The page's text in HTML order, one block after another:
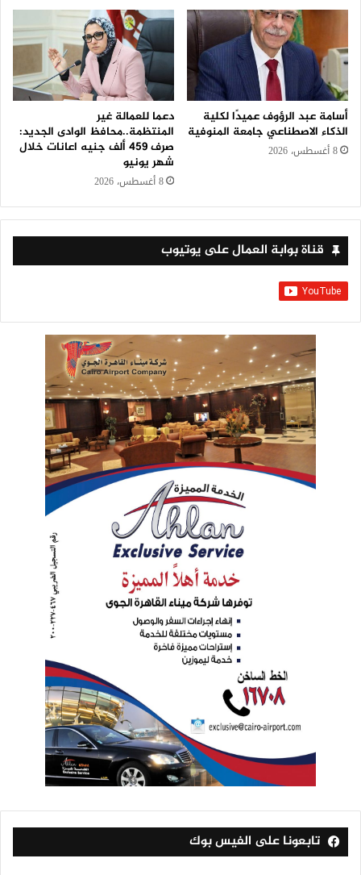
أسامة عبد الرؤوف عميدًا لكلية
الذكاء الاصطناعي جامعة المنوفية
8 أغسطس، 2026
دعما للعمالة غير
المنتظمة..محافظ الوادى الجديد:
صرف 459 ألف جنيه اعانات خلال
شهر يونيو
8 أغسطس، 2026
قناة بوابة العمال على يوتيوب
تابعونا على الفيس بوك